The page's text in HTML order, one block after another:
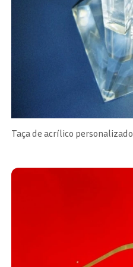
Taça de acrílico personalizado